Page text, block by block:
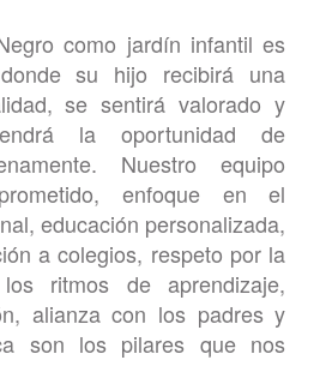
como jardín infantil es
su hijo recibirá una
se sentirá valorado y
la oportunidad de
Nuestro equipo
enfoque en el
educación personalizada,
a colegios, respeto por la
ritmos de aprendizaje,
alianza con los padres y
son los pilares que nos